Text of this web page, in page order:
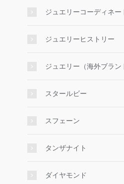
ジュエリーコーディネー
ジュエリーヒストリー
ジュエリー（海外ブラン
スタールビー
スフェーン
タンザナイト
ダイヤモンド